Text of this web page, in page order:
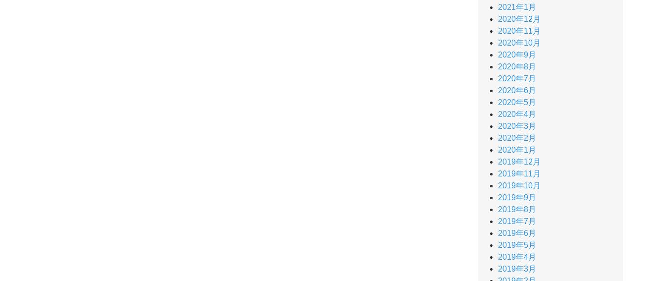
2021年1月
2020年12月
2020年11月
2020年10月
2020年9月
2020年8月
2020年7月
2020年6月
2020年5月
2020年4月
2020年3月
2020年2月
2020年1月
2019年12月
2019年11月
2019年10月
2019年9月
2019年8月
2019年7月
2019年6月
2019年5月
2019年4月
2019年3月